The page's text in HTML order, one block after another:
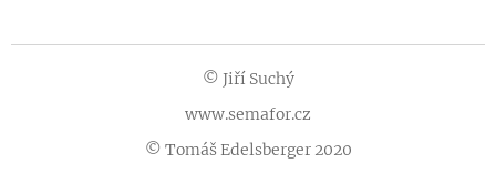
© Jiří Suchý
www.semafor.cz
© Tomáš Edelsberger 2020